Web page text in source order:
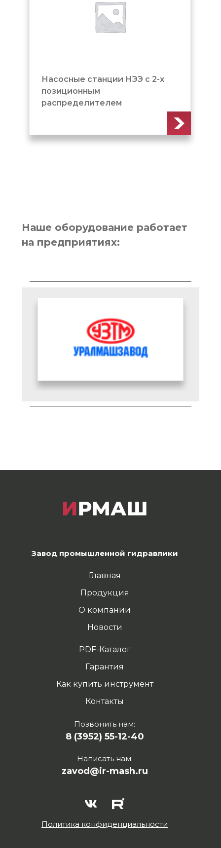
Насосные станции НЭЭ с 2-х
позиционным
распределителем
Наше оборудование работает
на предприятиях:
Завод промышленной гидравлики
Главная
Продукция
О компании
Новости
PDF-Каталог
Гарантия
Как купить инструмент
Контакты
Позвонить нам:
8 (3952) 55-12-40
Написать нам:
zavod@ir-mash.ru
Политика конфиденциальности